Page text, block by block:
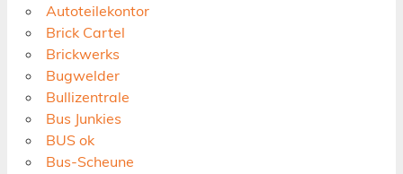
Autoteilekontor
Brick Cartel
Brickwerks
Bugwelder
Bullizentrale
Bus Junkies
BUS ok
Bus-Scheune